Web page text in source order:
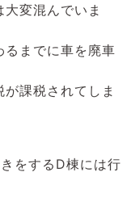
変混んでいま
までに車を廃車
課税されてしま
をするD棟には行